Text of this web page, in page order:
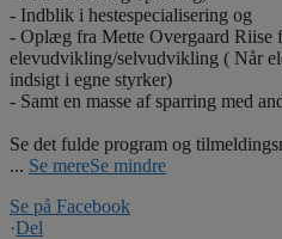
- Indblik i hestespecialisering og
- Oplæg fra Mette Overgaard Riise
elevudvikling/selvudvikling ( Når
indsigt i egne styrker)
- Samt en masse af sparring med
Se det fulde program og
... Se mereSe mindre
Se på Facebook
·Del